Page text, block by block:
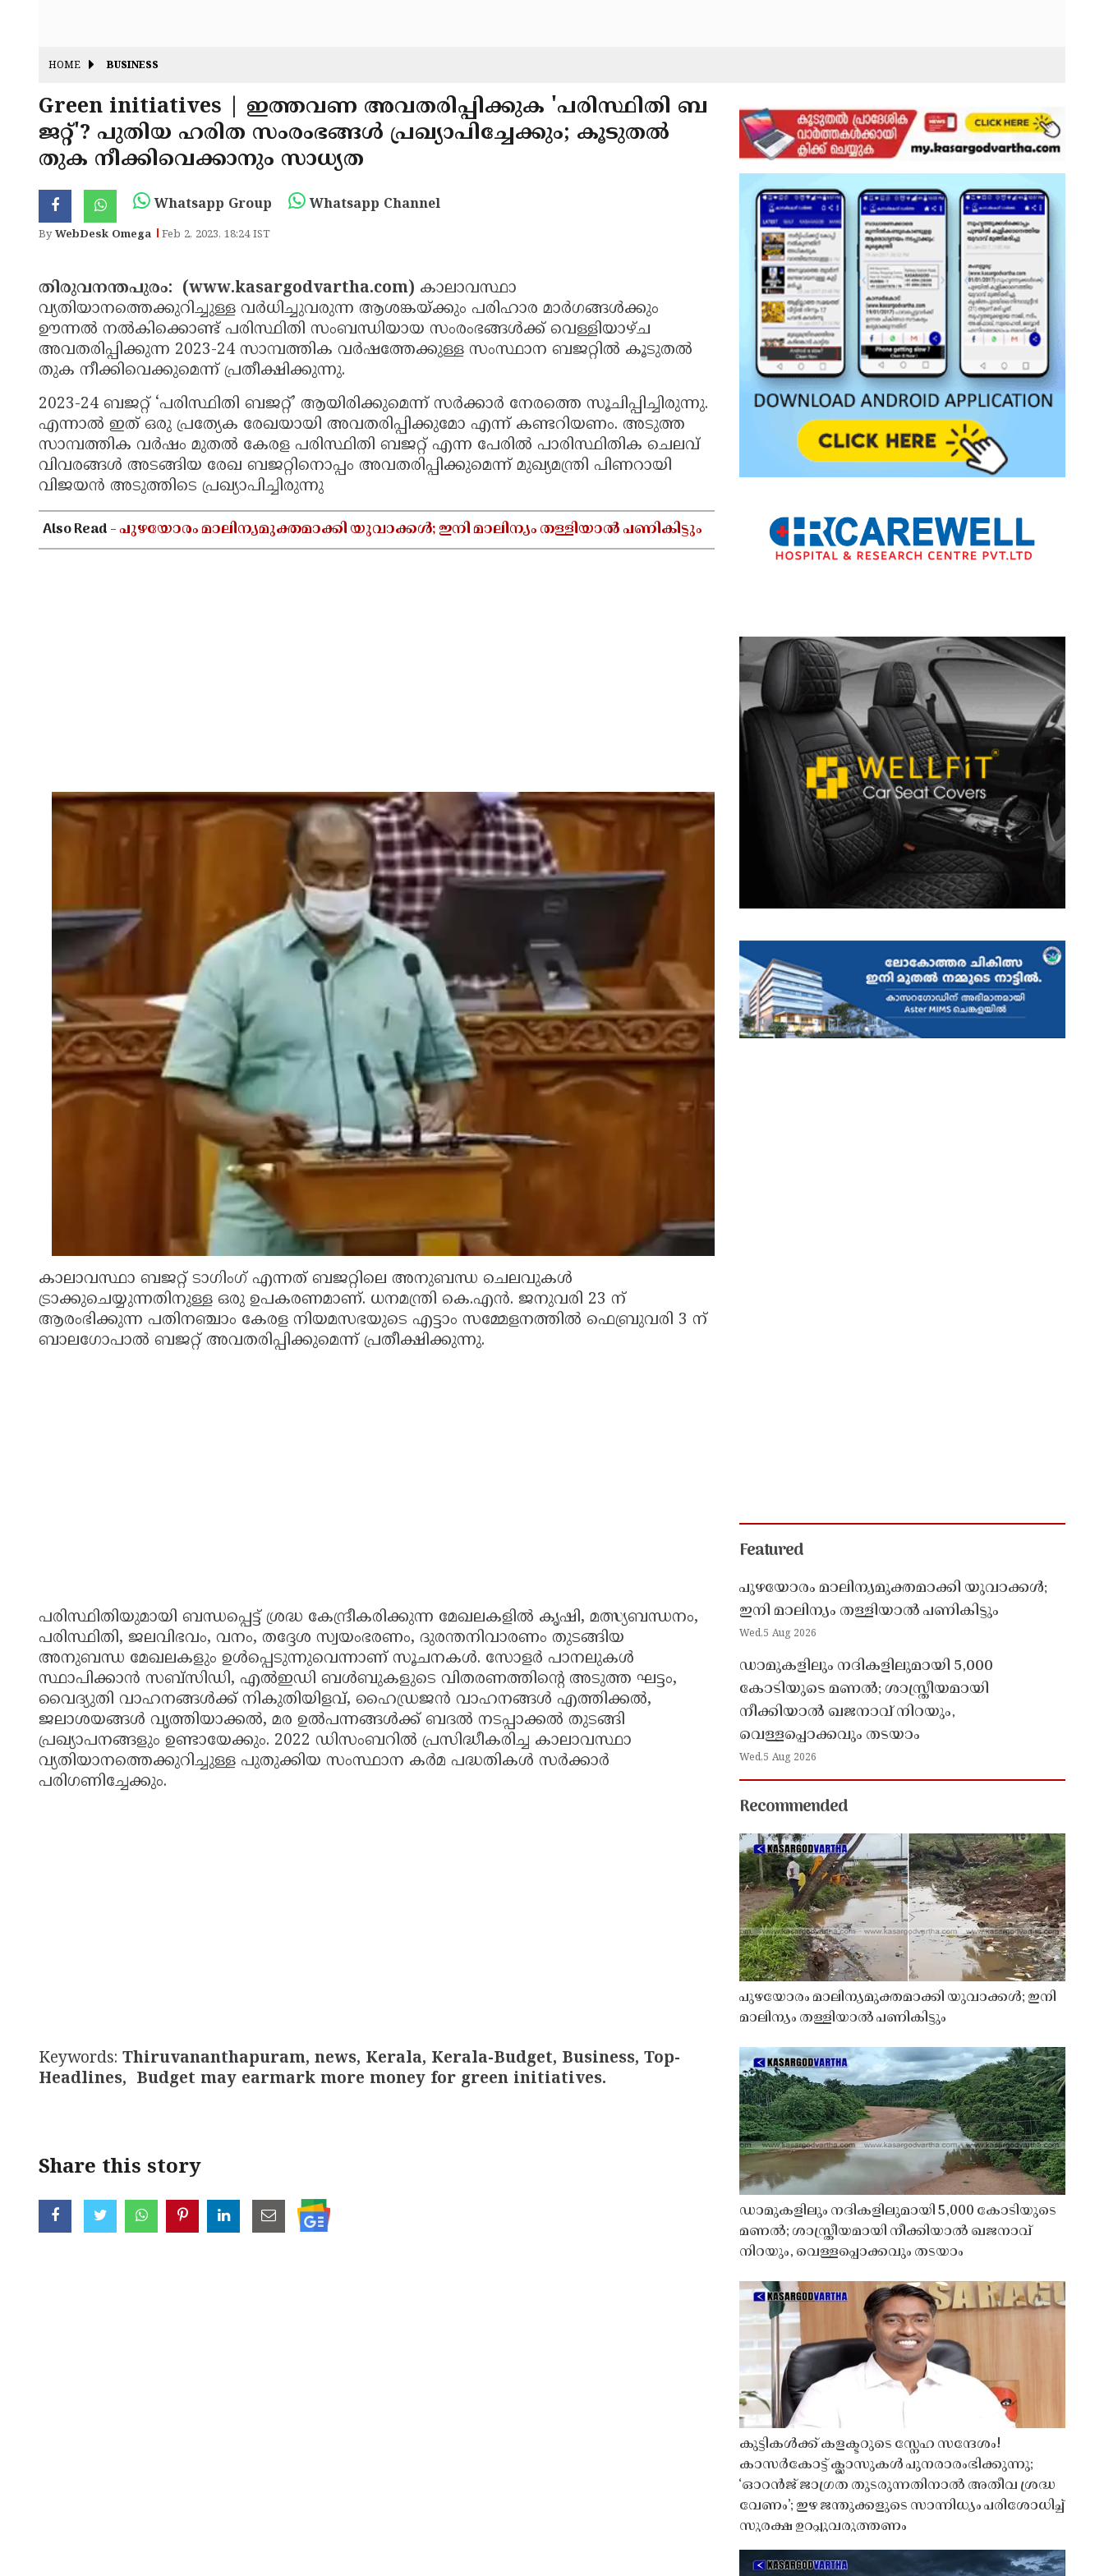
HOME BUSINESS
Green initiatives | ഇത്തവണ അവതരിപ്പിക്കുക 'പരിസ്ഥിതി ബ
ജറ്റ്'? പുതിയ ഹരിത സംരംഭങ്ങൾ പ്രഖ്യാപിച്ചേക്കും; കൂടുതൽ
തുക നീക്കിവെക്കാനും സാധ്യത
Whatsapp Group Whatsapp Channel
ByWebDesk Omega Feb 2, 2023, 18:24 IST
തിരുവനന്തപുരം: (www.kasargodvartha.com) കാലാവസ്ഥാ
വ്യതിയാനത്തെക്കുറിച്ചുള്ള വർധിച്ചുവരുന്ന ആശങ്കയ്ക്കും പരിഹാര മാർഗങ്ങൾക്കും
ഊന്നൽ നൽകിക്കൊണ്ട് പരിസ്ഥിതി സംബന്ധിയായ സംരംഭങ്ങൾക്ക് വെള്ളിയാഴ്ച
അവതരിപ്പിക്കുന്ന 2023-24 സാമ്പത്തിക വർഷത്തേക്കുള്ള സംസ്ഥാന ബജറ്റിൽ കൂടുതൽ
തുക നീക്കിവെക്കുമെന്ന് പ്രതീക്ഷിക്കുന്നു.
2023-24 ബജറ്റ് ‘പരിസ്ഥിതി ബജറ്റ്’ ആയിരിക്കുമെന്ന് സർക്കാർ നേരത്തെ സൂചിപ്പിച്ചിരുന്നു.
എന്നാൽ ഇത് ഒരു പ്രത്യേക രേഖയായി അവതരിപ്പിക്കുമോ എന്ന് കണ്ടറിയണം. അടുത്ത
സാമ്പത്തിക വര്‍ഷം മുതല്‍ കേരള പരിസ്ഥിതി ബജറ്റ് എന്ന പേരില്‍ പാരിസ്ഥിതിക ചെലവ്
വിവരങ്ങള്‍ അടങ്ങിയ രേഖ ബജറ്റിനൊപ്പം അവതരിപ്പിക്കുമെന്ന് മുഖ്യമന്ത്രി പിണറായി
വിജയന്‍ അടുത്തിടെ പ്രഖ്യാപിച്ചിരുന്നു
Also Read -പുഴയോരം മാലിന്യമുക്തമാക്കി യുവാക്കൾ; ഇനി മാലിന്യം തള്ളിയാൽ പണികിട്ടും
കാലാവസ്ഥാ ബജറ്റ് ടാഗിംഗ് എന്നത് ബജറ്റിലെ അനുബന്ധ ചെലവുകൾ
ട്രാക്കുചെയ്യുന്നതിനുള്ള ഒരു ഉപകരണമാണ്. ധനമന്ത്രി കെ.എൻ. ജനുവരി 23 ന്
ആരംഭിക്കുന്ന പതിനഞ്ചാം കേരള നിയമസഭയുടെ എട്ടാം സമ്മേളനത്തിൽ ഫെബ്രുവരി 3 ന്
ബാലഗോപാൽ ബജറ്റ് അവതരിപ്പിക്കുമെന്ന് പ്രതീക്ഷിക്കുന്നു.
പരിസ്ഥിതിയുമായി ബന്ധപ്പെട്ട് ശ്രദ്ധ കേന്ദ്രീകരിക്കുന്ന മേഖലകളിൽ കൃഷി, മത്സ്യബന്ധനം,
പരിസ്ഥിതി, ജലവിഭവം, വനം, തദ്ദേശ സ്വയംഭരണം, ദുരന്തനിവാരണം തുടങ്ങിയ
അനുബന്ധ മേഖലകളും ഉൾപ്പെടുന്നുവെന്നാണ് സൂചനകൾ. സോളർ പാനലുകൾ
സ്ഥാപിക്കാൻ സബ്സിഡി, എൽഇഡി ബൾബുകളുടെ വിതരണത്തിന്റെ അടുത്ത ഘട്ടം,
വൈദ്യുതി വാഹനങ്ങൾക്ക് നികുതിയിളവ്, ഹൈഡ്രജൻ വാഹനങ്ങൾ എത്തിക്കൽ,
ജലാശയങ്ങൾ വൃത്തിയാക്കൽ, മര ഉൽപന്നങ്ങൾക്ക് ബദൽ നടപ്പാക്കൽ തുടങ്ങി
പ്രഖ്യാപനങ്ങളും ഉണ്ടായേക്കും. 2022 ഡിസംബറിൽ പ്രസിദ്ധീകരിച്ച കാലാവസ്ഥാ
വ്യതിയാനത്തെക്കുറിച്ചുള്ള പുതുക്കിയ സംസ്ഥാന കർമ പദ്ധതികൾ സർക്കാർ
പരിഗണിച്ചേക്കും.
Keywords: Thiruvananthapuram, news, Kerala, Kerala-Budget, Business, Top-
Headlines, Budget may earmark more money for green initiatives.
Share this story
Featured
പുഴയോരം മാലിന്യമുക്തമാക്കി യുവാക്കൾ;
ഇനി മാലിന്യം തള്ളിയാൽ പണികിട്ടും
Wed,5 Aug 2026
ഡാമുകളിലും നദികളിലുമായി 5,000
കോടിയുടെ മണൽ; ശാസ്ത്രീയമായി
നീക്കിയാൽ ഖജനാവ് നിറയും,
വെള്ളപ്പൊക്കവും തടയാം
Wed,5 Aug 2026
Recommended
പുഴയോരം മാലിന്യമുക്തമാക്കി യുവാക്കൾ; ഇനി
മാലിന്യം തള്ളിയാൽ പണികിട്ടും
ഡാമുകളിലും നദികളിലുമായി 5,000 കോടിയുടെ
മണൽ; ശാസ്ത്രീയമായി നീക്കിയാൽ ഖജനാവ്
നിറയും, വെള്ളപ്പൊക്കവും തടയാം
കുട്ടികൾക്ക് കളക്ടറുടെ സ്നേഹ സന്ദേശം!
കാസർകോട്ട് ക്ലാസുകൾ പുനരാരംഭിക്കുന്നു;
‘ഓറൻജ് ജാഗ്രത തുടരുന്നതിനാൽ അതീവ ശ്രദ്ധ
വേണം’; ഇഴ ജന്തുക്കളുടെ സാന്നിധ്യം പരിശോധിച്ച്
സുരക്ഷ ഉറപ്പുവരുത്തണം